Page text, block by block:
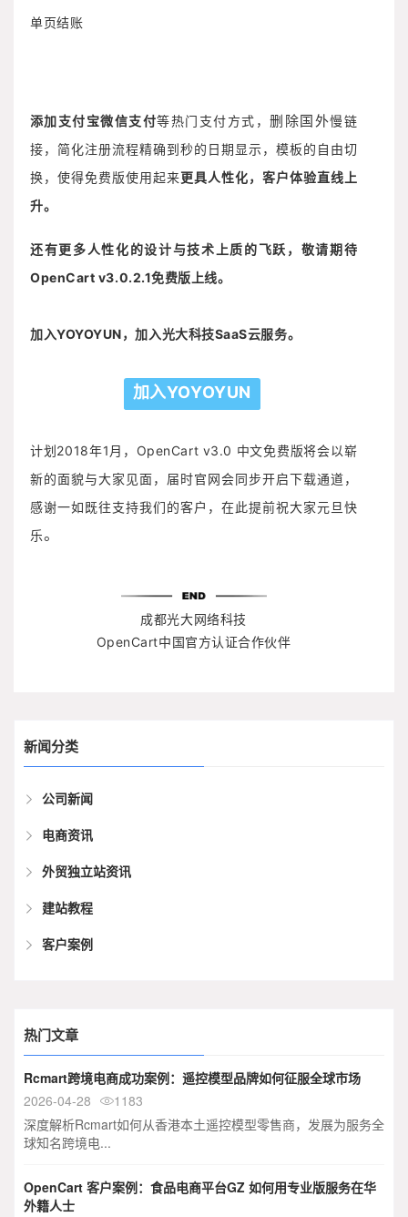
单页结账
添加支付宝微信支付等热门支付方式，删除国外慢链
接，简化注册流程精确到秒的日期显示，模板的自由切
换，使得免费版使用起来更具人性化， 客户体验直线上
升。
还有更多人性化的设计与技术上质的飞跃，敬请期待
OpenCart v3.0.2.1免费版上线。
加入YOYOYUN，加入光大科技SaaS云服务。
加入YOYOYUN
计划2018年1月，OpenCart v3.0 中文免费版将会以崭
新的面貌与大家见面，届时官网会同步开启下载通道，
感谢一如既往支持我们的客户，在此提前祝大家元旦快
乐。
成都光大网络科技
OpenCart中国官方认证合作伙伴
新闻分类
公司新闻
电商资讯
外贸独立站资讯
建站教程
客户案例
热门文章
Rcmart跨境电商成功案例：遥控模型品牌如何征服全球市场
2026-04-28
1183
深度解析Rcmart如何从香港本土遥控模型零售商，发展为服务全
球知名跨境电...
OpenCart 客户案例：食品电商平台GZ 如何用专业版服务在华
外籍人士